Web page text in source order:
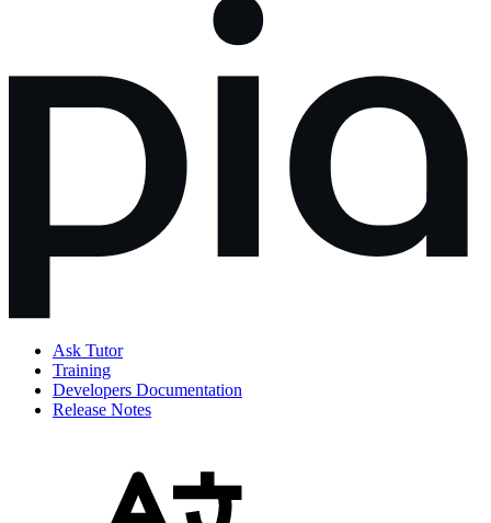
Ask Tutor
Training
Developers Documentation
Release Notes